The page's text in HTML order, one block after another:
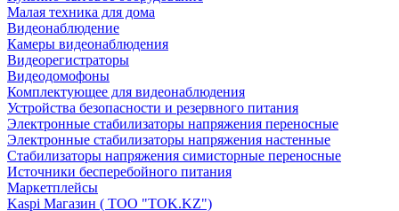
Малая техника для дома
Видеонаблюдение
Камеры видеонаблюдения
Видеорегистраторы
Видеодомофоны
Комплектующее для видеонаблюдения
Устройства безопасности и резервного питания
Электронные стабилизаторы напряжения переносные
Электронные стабилизаторы напряжения настенные
Стабилизаторы напряжения симисторные переносные
Источники бесперебойного питания
Маркетплейсы
Kaspi Магазин ( ТОО "TOK.KZ")